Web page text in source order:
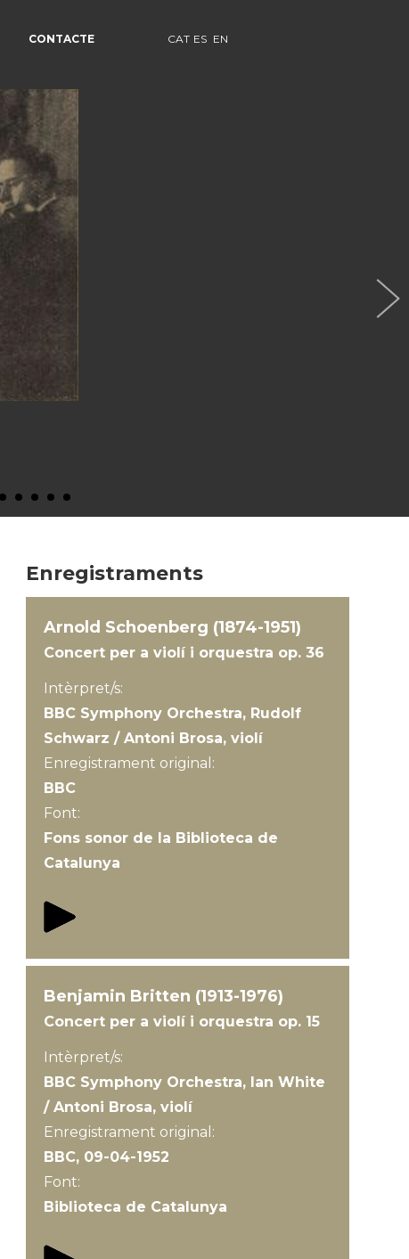
CONTACTE CAT ES EN
Enregistraments
Arnold Schoenberg (1874-1951)
Concert per a violí i orquestra op. 36
Intèrpret/s:
BBC Symphony Orchestra, Rudolf
Schwarz / Antoni Brosa, violí
Enregistrament original:
BBC
Font:
Fons sonor de la Biblioteca de
Catalunya
Benjamin Britten (1913-1976)
Concert per a violí i orquestra op. 15
Intèrpret/s:
BBC Symphony Orchestra, Ian White
/ Antoni Brosa, violí
Enregistrament original:
BBC, 09-04-1952
Font:
Biblioteca de Catalunya